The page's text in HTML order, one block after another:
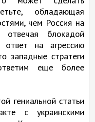
обладающая
чем Россия на
блокадой
на агрессию
западные стратеги
еще более
гениальной статьи
с украинскими